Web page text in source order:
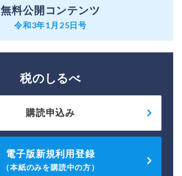
無料公開コンテンツ
令和3年1月25日号
税のしるべ
購読申込み
電子版新規利用登録
（本紙のみを購読中の方）